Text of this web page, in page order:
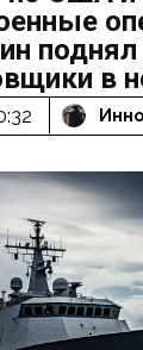
поднял
в